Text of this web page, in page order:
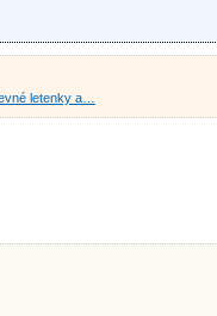
letenky a…